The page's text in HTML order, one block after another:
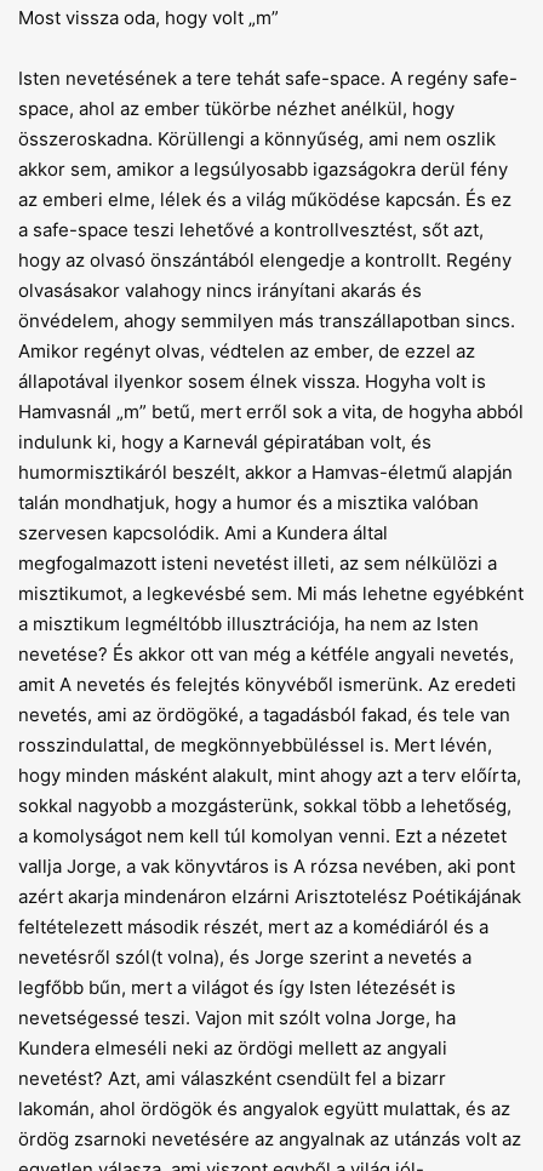
Most vissza oda, hogy volt „m”
Isten nevetésének a tere tehát safe-space. A regény safe-
space, ahol az ember tükörbe nézhet anélkül, hogy
összeroskadna. Körüllengi a könnyű­ség, ami nem oszlik
akkor sem, amikor a legsúlyosabb igazságokra derül fény
az emberi elme, lélek és a világ működése kapcsán. És ez
a safe-space teszi lehetővé a kontrollvesztést, sőt azt,
hogy az olvasó önszántából elengedje a kontrollt. Regény
olvasásakor valahogy nincs irányítani akarás és
önvédelem, ahogy semmilyen más transzállapotban sincs.
Amikor regényt olvas, védtelen az ember, de ezzel az
állapotával ilyenkor sosem élnek vissza. Hogyha volt is
Hamvasnál „m” betű, mert erről sok a vita, de hogyha abból
indulunk ki, hogy a Karnevál gépiratában volt, és
humormisztikáról beszélt, akkor a Hamvas-életmű alapján
talán mondhatjuk, hogy a humor és a misztika valóban
szervesen kapcsolódik. Ami a Kundera által
megfogalmazott isteni nevetést illeti, az sem nélkülözi a
misztikumot, a legkevésbé sem. Mi más lehetne egyébként
a misztikum legméltóbb illusztrációja, ha nem az Isten
nevetése? És akkor ott van még a kétféle angyali nevetés,
amit A nevetés és felejtés könyvéből ismerünk. Az eredeti
nevetés, ami az ördögöké, a tagadásból fakad, és tele van
rosszindulattal, de megkönnyebbüléssel is. Mert lévén,
hogy minden másként alakult, mint ahogy azt a terv előírta,
sokkal nagyobb a mozgásterünk, sokkal több a lehetőség,
a komolyságot nem kell túl komolyan venni. Ezt a nézetet
vallja Jorge, a vak könyvtáros is A rózsa nevében, aki pont
azért akarja mindenáron elzárni Arisztotelész Poétikájának
feltételezett második részét, mert az a komédiáról és a
neve­tésről szól(t volna), és Jorge szerint a nevetés a
legfőbb bűn, mert a világot és így Isten létezését is
nevetségessé teszi. Vajon mit szólt volna Jorge, ha
Kundera elmeséli neki az ördögi mellett az angyali
nevetést? Azt, ami válaszként csendült fel a bizarr
lakomán, ahol ördögök és angyalok együtt mulattak, és az
ördög zsarnoki nevetésére az angyalnak az utánzás volt az